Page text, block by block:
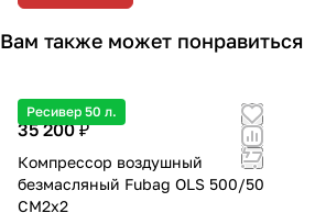
Вам также может понравиться
Ресивер 50 л.
35 200 ₽
Компрессор воздушный
безмасляный Fubag OLS 500/50
CM2х2